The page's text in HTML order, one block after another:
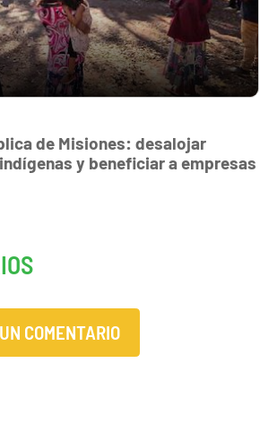
de Misiones: desalojar
y beneficiar a empresas
COMENTARIO